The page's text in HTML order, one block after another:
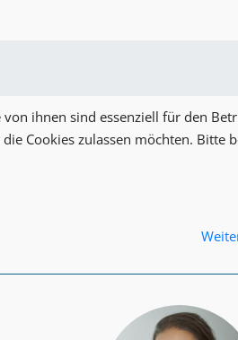
staunen - Digitale Medien im
ihnen sind essenziell für den
Cookies zulassen möchten.